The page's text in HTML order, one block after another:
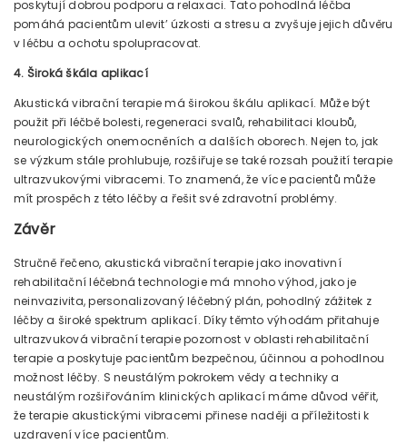
poskytují dobrou podporu a relaxaci. Tato pohodlná léčba
pomáhá pacientům ulevit’ úzkosti a stresu a zvyšuje jejich důvěru
v léčbu a ochotu spolupracovat.
4. Široká škála aplikací
Akustická vibrační terapie má širokou škálu aplikací. Může být
použit při léčbě bolesti, regeneraci svalů, rehabilitaci kloubů,
neurologických onemocněních a dalších oborech. Nejen to, jak
se výzkum stále prohlubuje, rozšiřuje se také rozsah použití terapie
ultrazvukovými vibracemi. To znamená, že více pacientů může
mít prospěch z této léčby a řešit své zdravotní problémy.
Závěr
Stručně řečeno, akustická vibrační terapie jako inovativní
rehabilitační léčebná technologie má mnoho výhod, jako je
neinvazivita, personalizovaný léčebný plán, pohodlný zážitek z
léčby a široké spektrum aplikací. Díky těmto výhodám přitahuje
ultrazvuková vibrační terapie pozornost v oblasti rehabilitační
terapie a poskytuje pacientům bezpečnou, účinnou a pohodlnou
možnost léčby. S neustálým pokrokem vědy a techniky a
neustálým rozšiřováním klinických aplikací máme důvod věřit,
že terapie akustickými vibracemi přinese naději a příležitosti k
uzdravení více pacientům.